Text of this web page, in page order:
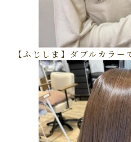
【ふじしま】ダブルカラー